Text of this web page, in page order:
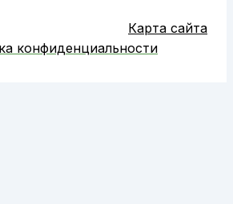
Карта сайта
конфиденциальности